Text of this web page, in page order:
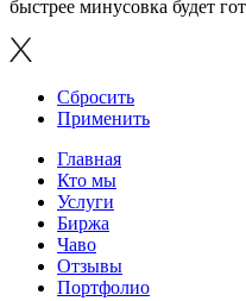
быстрее минусовка будет
Сбросить
Применить
Главная
Кто мы
Услуги
Биржа
Чаво
Отзывы
Портфолио